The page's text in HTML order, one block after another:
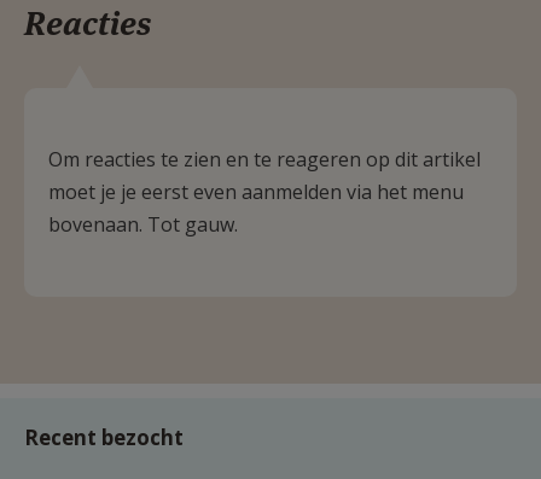
Reacties
Om reacties te zien en te reageren op dit artikel
moet je je eerst even aanmelden via het menu
bovenaan. Tot gauw.
Recent bezocht